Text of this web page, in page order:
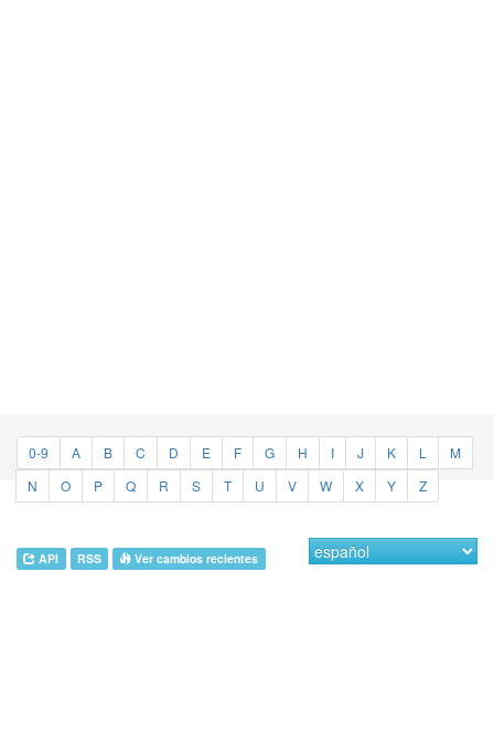
0-9 A B C D E F G H I J K L
M
N
O P Q R S T U V W X Y Z
API RSS Ver cambios recientes